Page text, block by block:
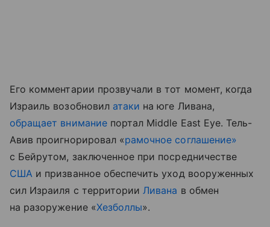
Его комментарии прозвучали в тот момент, когда
Израиль возобновил атаки на юге Ливана,
обращает вниманиепортал Middle East Eye. Тель-
Авив проигнорировал «рамочное соглашение»
с Бейрутом, заключенное при посредничестве
США и призванное обеспечить уход вооруженных
сил Израиля с территорииЛивана в обмен
на разоружение «Хезболлы».